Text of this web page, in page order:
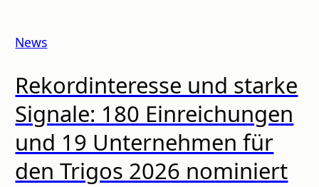
News
Rekordinteresse und starke
Signale: 180 Einreichungen
und 19 Unternehmen für
den Trigos 2026 nominiert